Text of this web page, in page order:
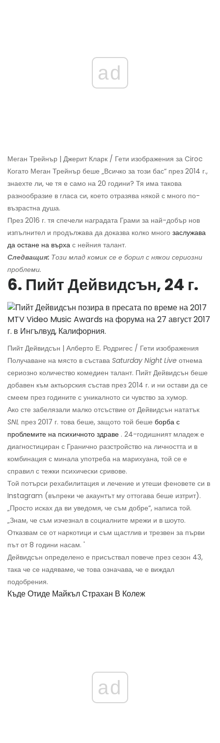
ad
Меган Трейнър | Джерит Кларк / Гети изображения за Ciroc
Когато Меган Трейнър беше „Всичко за този бас“ през 2014 г.,
знаехте ли, че тя е само на 20 години? Тя има такова
разнообразие в гласа си, което отразява някой с много по-
възрастна душа.
През 2016 г. тя спечели наградата Грами за най-добър нов
изпълнител и продължава да доказва колко много заслужава
да остане на върха с нейния талант.
Следващия: Този млад комик се е борил с някои сериозни
проблеми.
6. Пийт Дейвидсън, 24 г.
Пийт Дейвидсън | Алберто Е. Родригес / Гети изображения
Получаване на място в състава Saturday Night Live отнема
сериозно количество комедиен талант. Пийт Дейвидсън беше
добавен към актьорския състав през 2014 г. и ни остави да се
смеем през годините с уникалното си чувство за хумор.
Ако сте забелязали малко отсъствие от Дейвидсън нататък
SNL през 2017 г. това беше, защото той беше борба с
проблемите на психичното здраве . 24-годишният младеж е
диагностициран с Гранично разстройство на личността и в
комбинация с минала употреба на марихуана, той се е
справил с тежки психически сривове.
Той потърси рехабилитация и лечение и утеши феновете си в
Instagram (въпреки че акаунтът му оттогава беше изтрит).
„Просто исках да ви уведомя, че съм добре“, написа той.
„Знам, че съм изчезнал в социалните мрежи и в шоуто.
Отказвам се от наркотици и съм щастлив и трезвен за първи
път от 8 години насам. '
Дейвидсън определено е присъствал повече през сезон 43,
така че се надяваме, че това означава, че е виждал
подобрения.
Къде Отиде Майкъл Страхан В Колеж
ad